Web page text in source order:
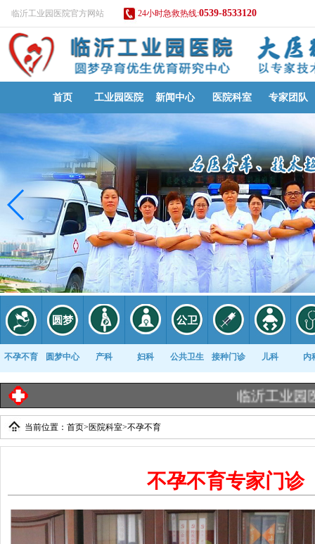
临沂工业园医院官方网站 24小时急救热线:0539-8533120
首页 工业园医院 新闻中心 医院科室 专家团队
不孕不育 圆梦中心 产科 妇科 公共卫生 接种门诊 儿科 内
康复科
临沂工业园医院
当前位置： 首页> 医院科室>不孕不育
不孕不育专家门诊